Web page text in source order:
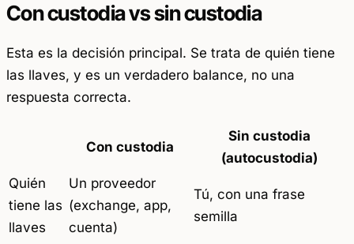
Con custodia vs sin custodia
Esta es la decisión principal. Se trata de quién tiene
las llaves, y es un verdadero balance, no una
respuesta correcta.
Con custodia
Sin custodia
(autocustodia)
Quién
tiene las
llaves
Un proveedor
(exchange, app,
cuenta)
Tú, con una frase
semilla